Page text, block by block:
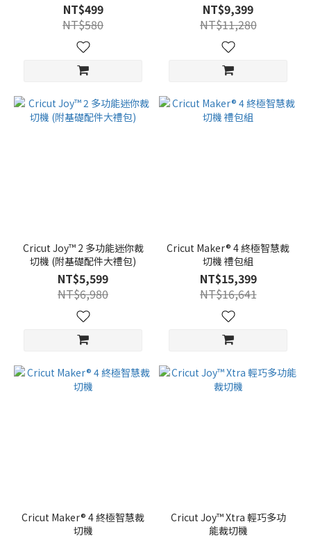
NT$499
NT$580
NT$9,399
NT$11,280
Cricut Joy™ 2 多功能迷你裁
切機 (附基礎配件大禮包)
NT$5,599
NT$6,980
Cricut Maker® 4 終極智慧裁
切機 禮包組
NT$15,399
NT$16,641
Cricut Maker® 4 終極智慧裁
切機
Cricut Joy™ Xtra 輕巧多功
能裁切機